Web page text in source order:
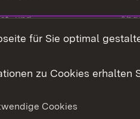
und
für Sie optimal
zu Cookies erhalten
Cookies